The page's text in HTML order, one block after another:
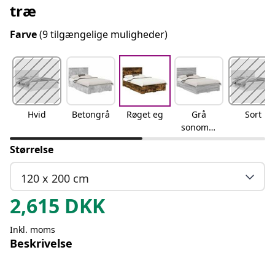
træ
Farve(9 tilgængelige muligheder)
Hvid Betongrå Røget eg
Grå
sonoma-
eg
Sort
Størrelse
120 x 200 cm
2,615 DKK
Inkl. moms
Beskrivelse